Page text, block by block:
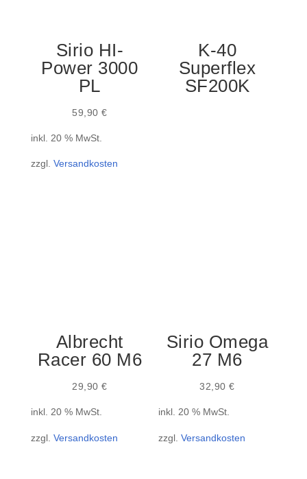
Sirio HI-
Power 3000
PL
59,90€
inkl. 20 % MwSt.
zzgl. Versandkosten
K-40
Superflex
SF200K
Albrecht
Racer 60 M6
29,90€
inkl. 20 % MwSt.
zzgl. Versandkosten
Sirio Omega
27 M6
32,90€
inkl. 20 % MwSt.
zzgl.Versandkosten